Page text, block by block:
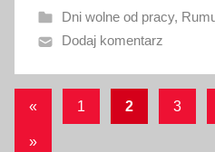
a
n
3
c
Dni wolne od pracy,
Dodaj komentarz
Stronicowanie
wpisów
« Poprzednie
1 2 3
Następne
»